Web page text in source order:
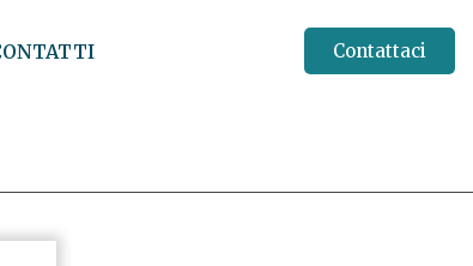
Contattaci